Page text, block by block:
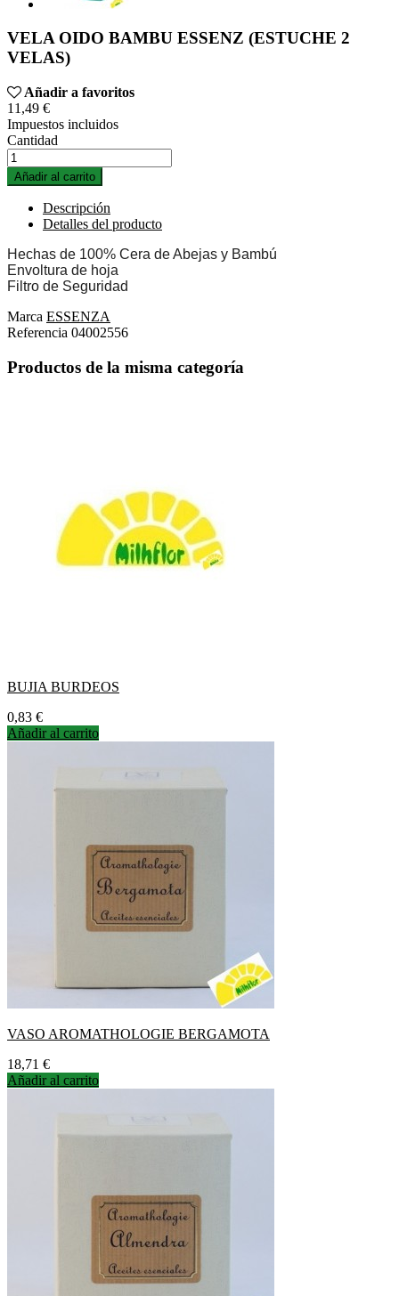
VELA OIDO BAMBU ESSENZ (ESTUCHE 2
VELAS)
Añadir a favoritos
11,49 €
Impuestos incluidos
Cantidad
Añadir al carrito
Descripción
Detalles del producto
Hechas de 100% Cera de Abejas y Bambú
Envoltura de hoja
Filtro de Seguridad
Marca ESSENZA
Referencia 04002556
Productos de la misma categoría
BUJIA BURDEOS
Precio
0,83 €
Añadir al carrito
VASO AROMATHOLOGIE BERGAMOTA
Precio
18,71 €
Añadir al carrito